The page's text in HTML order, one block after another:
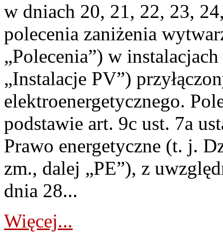
w dniach 20, 21, 22, 23,
polecenia zaniżenia
„Polecenia”) w
„Instalacje PV”)
elektroenergetycznego.
podstawie art. 9c ust. 7a
Prawo energetyczne (t. j.
zm., dalej „PE”), z
dnia 28...
Więcej...